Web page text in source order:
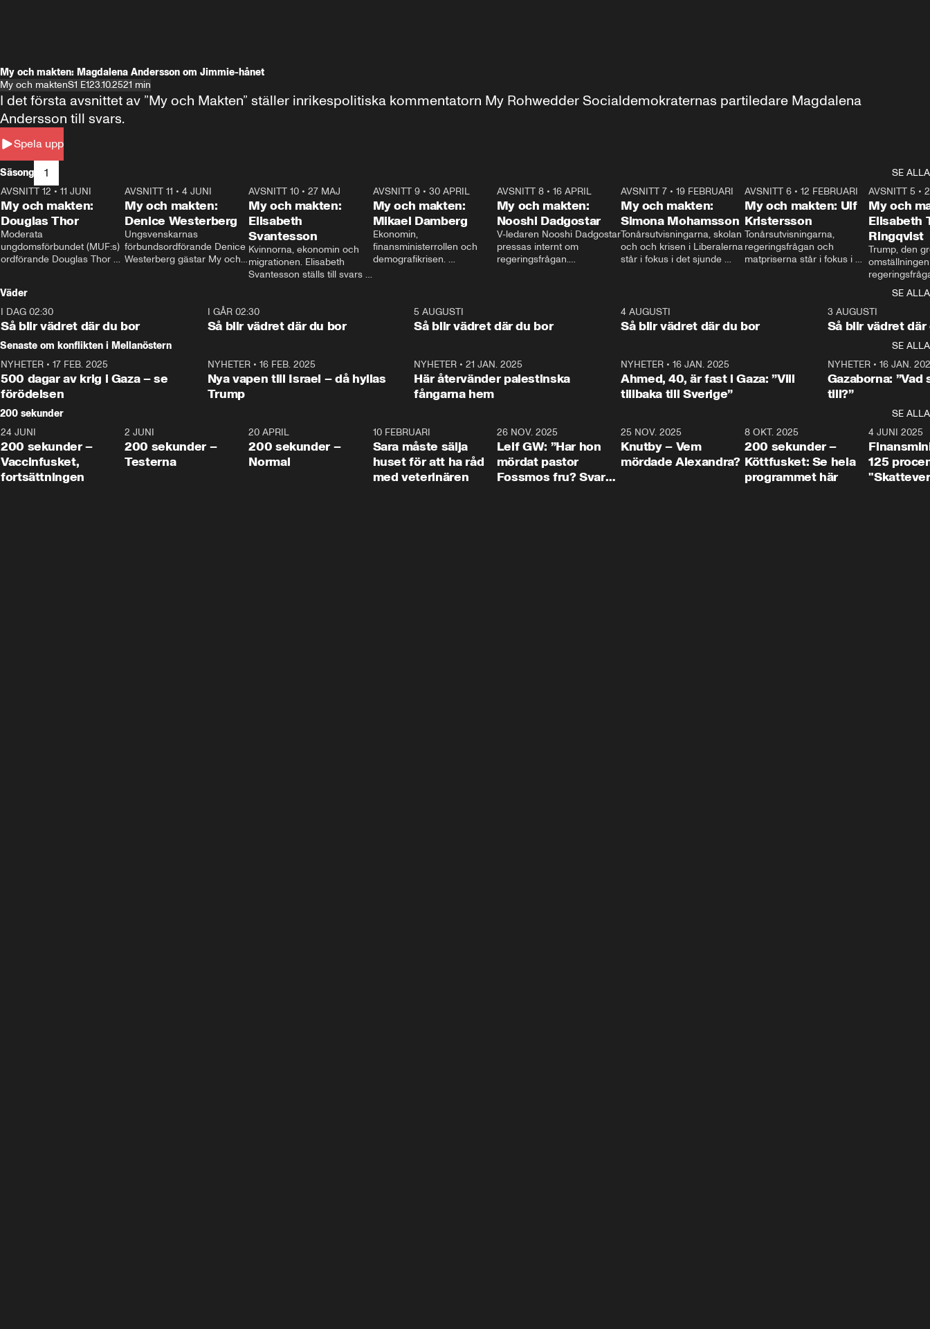
My och makten: Magdalena Andersson om Jimmie-hånet
My och maktenS1 E123.10.2521 min
Spela upp
I det första avsnittet av ”My och Makten” ställer inrikespolitiska kommentatorn My Rohwedder Socialdemokraternas partiledare Magdalena
Andersson till svars.
Säsong 1
SE ALLA
26:27
AVSNITT 12 • 11 JUNI
My och makten:
Douglas Thor
Moderata
ungdomsförbundet (MUF:s)
ordförande Douglas Thor
tonårsutvisningarna och hur
Moderaterna ska locka
väljare till valet i höst.
23:40
AVSNITT 11 •4 JUNI
My och makten:
Denice Westerberg
Ungsvenskarnas
förbundsordförande Denice
Westerberg gästar My och
AVSNITT 10 •27 MAJ
My och makten:
Elisabeth
Svantesson
Kvinnorna, ekonomin och
migrationen. Elisabeth
Svantesson ställs till svars
AVSNITT 9• 30 APRIL
My och makten:
Mikael Damberg
Ekonomin,
finansministerrollen och
demografikrisen.
och Makten.
AVSNITT 8• 16 APRIL
My och makten:
Nooshi Dadgostar
V-ledaren Nooshi Dadgostar
pressas internt om
regeringsfrågan.
– Vi ställer upp i val. Ska vi
vara med så sitter vi förstås
24:30
AVSNITT 7• 19 FEBRUARI
My och makten:
Simona Mohamsson
Tonårsutvisningarna, skolan
och och krisen i Liberalerna
står i fokus i det sjunde
kommentator My
Rohwedder ställer
utbildnings- och
Mohamsson till svars.
27:30
AVSNITT 6 •12 FEBRUARI
My och makten: Ulf
Kristersson
Tonårsutvisningarna,
regeringsfrågan och
matpriserna står i fokus i
Rohwedder ställer
statsminister Ulf Kristersson
AVSNITT 5 •
My och
Elisabeth
Ringqvist
Trump, den
centrum i
avsnittet av
Makten”. Se
Aftonbladets
Rohwedder
Thand Ring
Väder
SE ALLA
I DAG 02:30
Så blir vädret där du bor
1:06
I GÅR 02:30
Så blir vädret där du bor
5 AUGUSTI
Så blir vädret där du bor
4 AUGUSTI
Så blir vädret där du bor
3 AUGUSTI
Så blir vädret där
Senaste om konflikten i Mellanöstern
SE ALLA
NYHETER • 17 FEB. 2025
500 dagar av krig i Gaza – se
förödelsen
NYHETER• 16 FEB. 2025
Nya vapen till Israel – då hyllas
Trump
NYHETER •21 JAN. 2025
Här återvänder palestinska
fångarna hem
NYHETER• 16 JAN. 2025
Ahmed, 40, är fast i Gaza: ”Vill
tillbaka till Sverige”
NYHETER• 16 JAN.
Gazaborna:
till?”
200 sekunder
SE ALLA
5:00
24 JUNI
200 sekunder –
Vaccinfusket,
fortsättningen
4:23
2 JUNI
200 sekunder –
Testerna
20 APRIL
200 sekunder –
Normal
10 FEBRUARI
Sara måste sälja
huset för att ha råd
med veterinären
26 NOV. 2025
Leif GW: ”Har hon
mördat pastor
Fossmos fru? Svar
31:05
25 NOV. 2025
Knutby – Vem
mördade Alexandra?
4:29
8 OKT. 2025
200 sekunder –
Köttfusket: Se hela
programmet här
4 JUNI 2025
125